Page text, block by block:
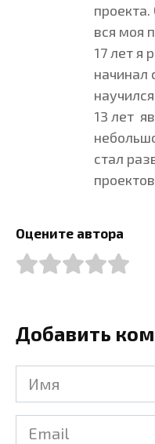
вся моя
17 лет я
начинал
13 лет
стал
Оцените автора
Добавить
Имя
Email